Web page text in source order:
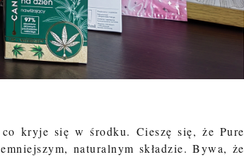
kryje się w środku. Cieszę się, że Pure
naturalnym składzie. Bywa, że